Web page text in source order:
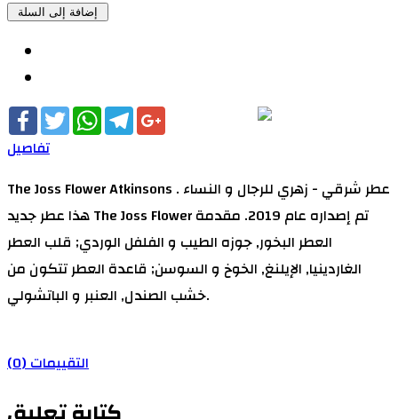
Facebook
TwitterWhatsApp
Telegram
تفاصيل
The Joss Flower Atkinsons عطر شرقي - زهري للرجال و النساء .
هذا عطر جديد The Joss Flower تم إصداره عام 2019. مقدمة
العطر البخور, جوزه الطيب و الفلفل الوردي; قلب العطر
الغاردينيا, الإيلنغ, الخوخ و السوسن; قاعدة العطر تتكون من
خشب الصندل, العنبر و الباتشولي.
التقييمات (0)